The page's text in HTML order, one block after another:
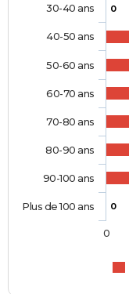
0
0
30-40 ans
40-50 ans
50-60 ans
60-70 ans
70-80 ans
80-90 ans
90-100 ans
Plus de 100 ans
0